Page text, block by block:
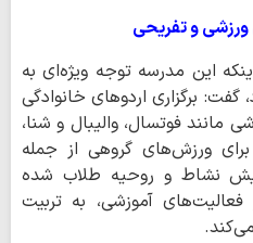
ورزشی و تفریحی
این مدرسه توجه ویژه‌ای به
برگزاری اردوهای خانوادگی
مانند فوتسال، والیبال و شنا،
ورزش‌های گروهی از جمله
نشاط و روحیه طلاب شده
آموزشی، به تربیت